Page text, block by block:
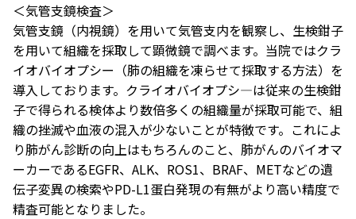
＜気管支鏡検査＞
気管支鏡（内視鏡）を用いて気管支内を観察し、生検鉗子
を用いて組織を採取して顕微鏡で調べます。当院ではクラ
イオバイオプシー（肺の組織を凍らせて採取する方法）を
導入しております。クライオバイオプシ―は従来の生検鉗
子で得られる検体より数倍多くの組織量が採取可能で、組
織の挫滅や血液の混入が少ないことが特徴です。これによ
り肺がん診断の向上はもちろんのこと、肺がんのバイオマ
ーカーであるEGFR、ALK、ROS1、BRAF、METなどの遺
伝子変異の検索やPD-L1蛋白発現の有無がより高い精度で
精査可能となりました。